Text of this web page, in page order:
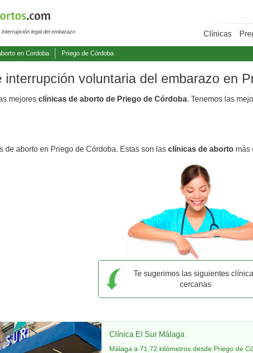
legal del embarazo Clínicas
en Cordoba Priego de Córdoba
interrupción voluntaria del embarazo en
mejores clínicas de aborto de Priego de Córdoba. Tenemos las
de aborto en Priego de Córdoba. Estas son las clínicas de aborto más
Te sugerimos las siguientes
cercanas
Clínica El Sur Málaga
Málaga a 71,72 kilómetros desde Priego de